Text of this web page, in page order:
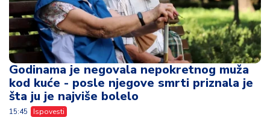
Godinama je negovala nepokretnog muža
kod kuće - posle njegove smrti priznala je
šta ju je najviše bolelo
15:45 Ispovesti